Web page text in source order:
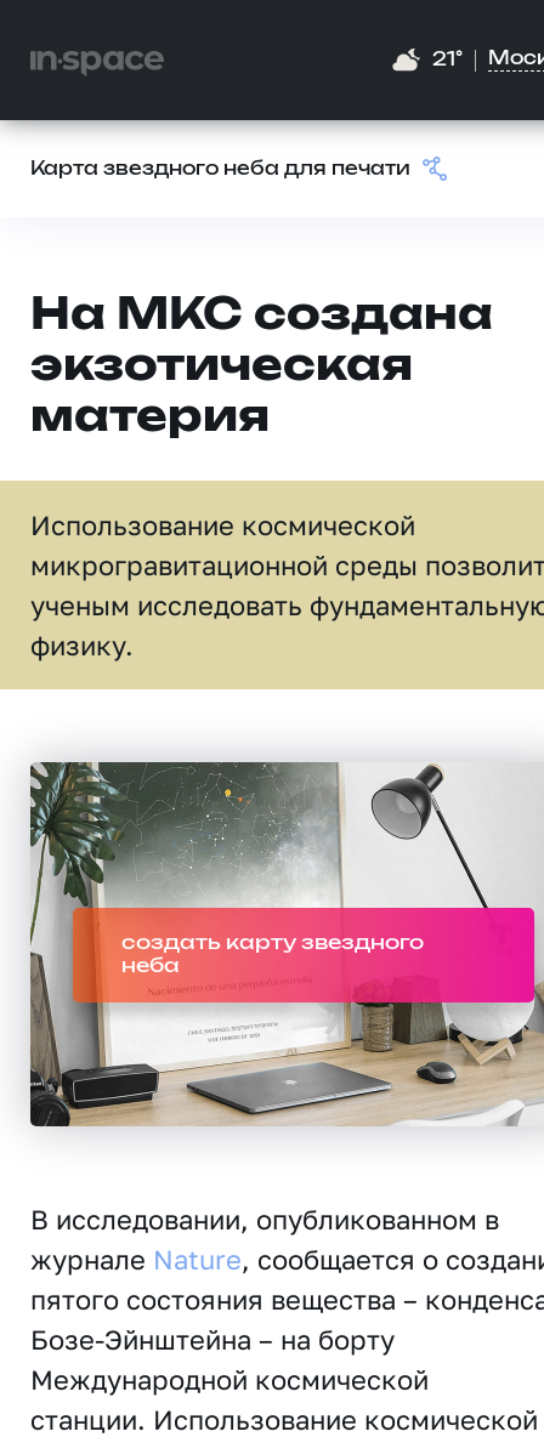
21°
Карта звездного неба для печати
На МКС создана
экзотическая
материя
Использование космической
микрогравитационной среды
ученым исследовать
физику.
создать карту звездного
неба
В исследовании, опубликованном в
журнале Nature, сообщается о
пятого состояния вещества –
Бозе-Эйнштейна – на борту
Международной космической
станции. Использование космической